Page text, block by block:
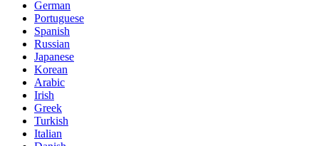
German
Portuguese
Spanish
Russian
Japanese
Korean
Arabic
Irish
Greek
Turkish
Italian